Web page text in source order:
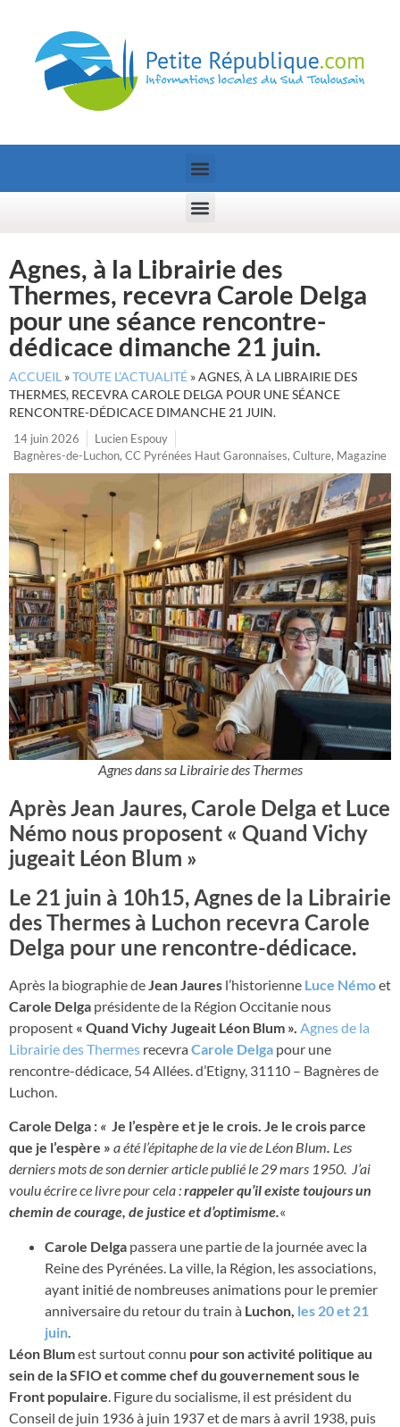
Agnes, à la Librairie des
Thermes, recevra Carole Delga
pour une séance rencontre-
dédicace dimanche 21 juin.
ACCUEIL »TOUTE L’ACTUALITÉ »AGNES, À LA LIBRAIRIE DES
THERMES, RECEVRA CAROLE DELGA POUR UNE SÉANCE
RENCONTRE-DÉDICACE DIMANCHE 21 JUIN.
14 juin 2026
Lucien Espouy
Bagnères-de-Luchon, CC Pyrénées Haut Garonnaises, Culture, Magazine
Agnes dans sa Librairie des Thermes
Après Jean Jaures, Carole Delga et Luce
Némo nous proposent « Quand Vichy
jugeait Léon Blum »
Le 21 juin à 10h15, Agnes de la Librairie
des Thermes à Luchon recevra Carole
Delga pour une rencontre-dédicace.
Après la biographie deJean Jaures l’historienne Luce Némoet
Carole Delga présidente de la Région Occitanie nous
proposent « Quand Vichy Jugeait Léon Blum ». Agnes de la
Librairie des Thermes recevraCarole Delga pour une
rencontre-dédicace, 54 Allées. d’Etigny, 31110 – Bagnères de
Luchon.
Carole Delga : « Je l’espère et je le crois. Je le crois parce
que je l’espère » a été l’épitaphe de la vie de Léon Blum. Les
derniers mots de son dernier article publié le 29 mars 1950. J’ai
voulu écrire ce livre pour cela :rappeler qu’il existe toujours un
chemin de courage, de justice et d’optimisme.«
Carole Delga passera une partie de la journée avec la
Reine des Pyrénées. La ville, la Région, les associations,
ayant initié de nombreuses animations pour le premier
anniversaire du retour du train à Luchon, les 20 et 21
juin
Léon Blumest surtout connu pour son activité politique au
sein de la SFIO et comme chef du gouvernement sous le
Front populaire . Figure du socialisme, il est président du
Conseil de juin 1936 à juin 1937 et de mars à avril 1938, puis